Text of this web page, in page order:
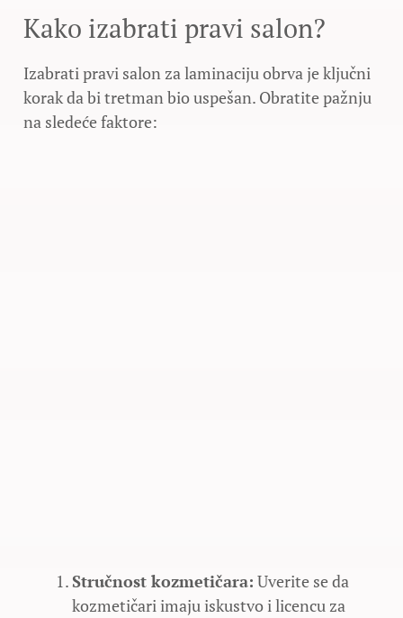
Kako izabrati pravi salon?
Izabrati pravi salon za laminaciju obrva je ključni
korak da bi tretman bio uspešan. Obratite pažnju
na sledeće faktore:
Stručnost kozmetičara: Uverite se da
kozmetičari imaju iskustvo i licencu za